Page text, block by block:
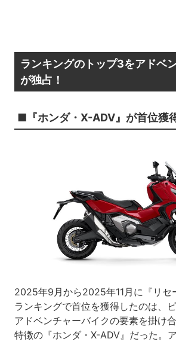
ランキングのトップ3をアドベ
が独占！
■『ホンダ・X-ADV』が首位獲
2025年9月から2025年11月に『リセ
ランキングで首位を獲得したのは、
アドベンチャーバイクの要素を掛け
特徴の『ホンダ・X-ADV』だった。